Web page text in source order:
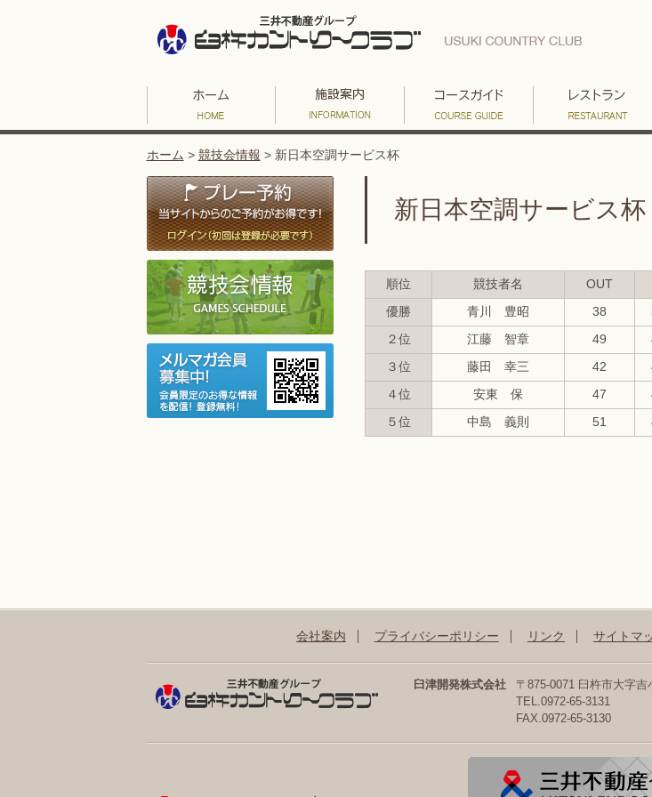
ホーム > 競技会情報 > 新日本空調サービス杯
新日本空調サービス杯
順位 競技者名 OUT
優勝 青川 豊昭 38
２位 江藤 智章 49
３位 藤田 幸三 42
４位 安東 保 47
５位 中島 義則 51
会社案内 プライバシーポリシー リンク サイトマ
臼津開発株式会社
〒875-0071 臼杵市大字吉
TEL.0972-65-3131
FAX.0972-65-3130